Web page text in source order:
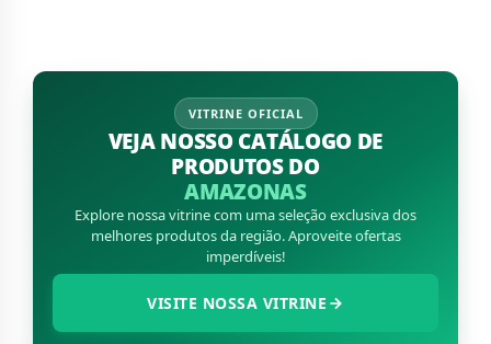
VITRINE OFICIAL
VEJA NOSSO CATÁLOGO DE
PRODUTOS DO
AMAZONAS
Explore nossa vitrine com uma seleção exclusiva dos
melhores produtos da região. Aproveite ofertas
imperdíveis!
VISITE NOSSA VITRINE